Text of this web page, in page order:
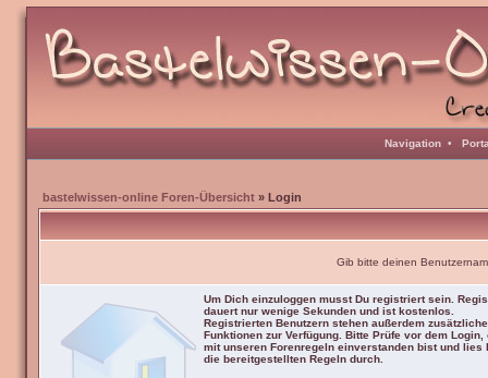
Navigation •
bastelwissen-online Foren-Übersicht » Login
Gib bitte deinen
Um Dich einzuloggen musst Du registriert sein.
dauert nur wenige Sekunden und ist kostenlos.
Registrierten Benutzern stehen außerdem zusätzliche
Funktionen zur Verfügung. Bitte Prüfe vor dem Login,
mit unseren Forenregeln einverstanden bist und lies
die bereitgestellten Regeln durch.